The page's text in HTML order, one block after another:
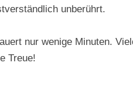
unberührt.
nur wenige Minuten.
Treue!